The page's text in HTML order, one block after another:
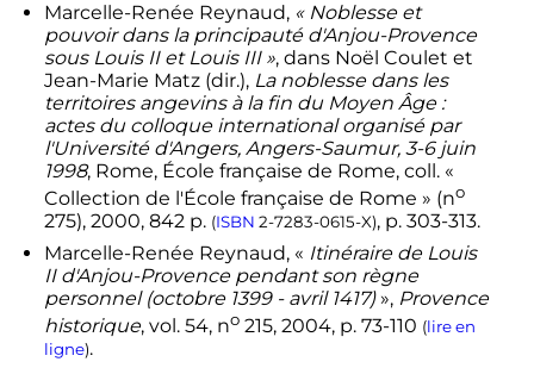
Marcelle-Renée Reynaud, « Noblesse et
pouvoir dans la principauté d'Anjou-Provence
sous Louis IIet Louis III», dans Noël Coulet et
Jean-Marie Matz (dir.), La noblesse dans les
territoires angevins à la fin du Moyen Âge :
actes du colloque international organisé par
l'Université d'Angers, Angers-Saumur, 3-6 juin
1998, Rome, École française de Rome, coll.«
Collection de l'École française de Rome » (no
275), 2000, 842 p. (ISBN 2-7283-0615-X), p.303-313.
Marcelle-Renée Reynaud, « Itinéraire de Louis
IId'Anjou-Provence pendant son règne
personnel (octobre 1399 - avril 1417)», Provence
historique, vol.54, no215, 2004, p.73-110 (lire en
ligne).